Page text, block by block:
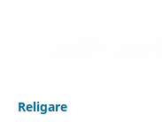
Religare